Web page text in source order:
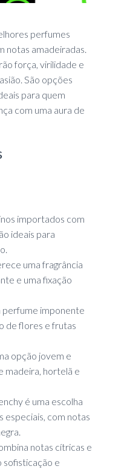
perfumes
notas amadeiradas.
força, virilidade e
São opções
para quem
com uma aura de
importados com
ideais para
uma fragrância
e uma fixação
imponente
de flores e frutas
opção jovem e
madeira, hortelã e
é uma escolha
especiais, com notas
notas cítricas e
sofisticação e